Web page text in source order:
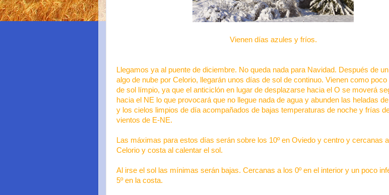
Vienen días azules y fríos.
Llegamos ya al puente de diciembre. No queda nada para Navidad. Después de
algo de nube por Celorio, llegarán unos días de sol de continuo. Vienen como poco
de sol límpio, ya que el anticiclón en lugar de desplazarse hacia el O se moverá
hacia el NE lo que provocará que no llegue nada de agua y abunden las heladas
y los cielos limpios de día acompañados de bajas temperaturas de noche y frías
vientos de E-NE.
Las máximas para estos días serán sobre los 10º en Oviedo y centro y cercanas
Celorio y costa al calentar el sol.
Al irse el sol las mínimas serán bajas. Cercanas a los 0º en el interior y un poco
5º en la costa.